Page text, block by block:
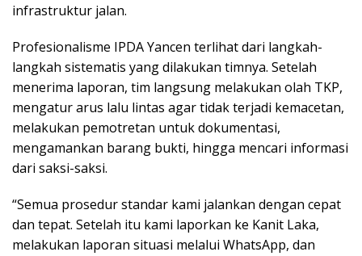
infrastruktur jalan.
Profesionalisme IPDA Yancen terlihat dari langkah-
langkah sistematis yang dilakukan timnya. Setelah
menerima laporan, tim langsung melakukan olah TKP,
mengatur arus lalu lintas agar tidak terjadi kemacetan,
melakukan pemotretan untuk dokumentasi,
mengamankan barang bukti, hingga mencari informasi
dari saksi-saksi.
“Semua prosedur standar kami jalankan dengan cepat
dan tepat. Setelah itu kami laporkan ke Kanit Laka,
melakukan laporan situasi melalui WhatsApp, dan